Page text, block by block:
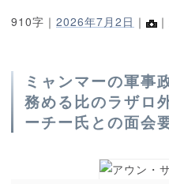
910字｜ 2026年7月2日 ｜
ミャンマーの軍事
務める比のラザロ
ーチー氏との面会